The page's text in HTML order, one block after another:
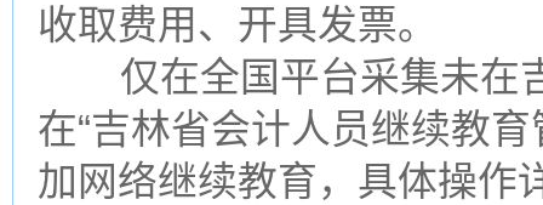
收取费用、开具发票。
仅在全国平台采集未在
在“吉林省会计人员继续教
加网络继续教育，具体操作